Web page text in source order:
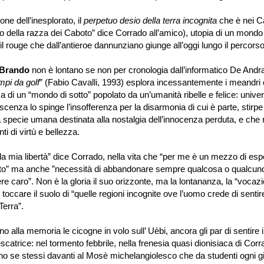
dell’inesplorato, il perpetuo desio della terra incognita che è nei
della razza dei Caboto” dice Corrado all’amico), utopia di un
rouge che dall’antieroe dannunziano giunge all’oggi lungo il
non è lontano se non per cronologia dall’informatico De
da golf” (Fabio Cavalli, 1993) esplora incessantemente i meandri
di un “mondo di sotto” popolato da un’umanità ribelle e felice:
lo spinge l’insofferenza per la disarmonia di cui è parte,
specie umana destinata alla nostalgia dell’innocenza perduta, e che
di virtù e bellezza.
libertà” dice Corrado, nella vita che “per me è un mezzo di
ma anche ”necessità di abbandonare sempre qualcosa o
caro”. Non è la gloria il suo orizzonte, ma la lontananza, la
toccare il suolo di “quelle regioni incognite ove l’uomo crede di
memoria le cicogne in volo sull’ Uèbi, ancora gli par di sentire
nel tormento febbrile, nella frenesia quasi dionisiaca di
se stessi davanti al Mosè michelangiolesco che da studenti ogni